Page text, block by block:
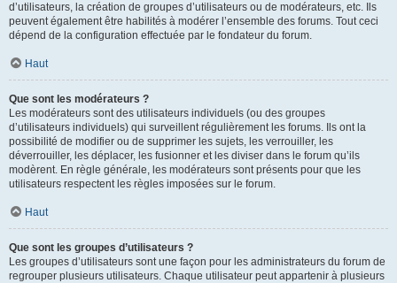
d’utilisateurs, la création de groupes d’utilisateurs ou de modérateurs, etc. Ils
peuvent également être habilités à modérer l’ensemble des forums. Tout ceci
dépend de la configuration effectuée par le fondateur du forum.
Haut
Que sont les modérateurs ?
Les modérateurs sont des utilisateurs individuels (ou des groupes
d’utilisateurs individuels) qui surveillent régulièrement les forums. Ils ont la
possibilité de modifier ou de supprimer les sujets, les verrouiller, les
déverrouiller, les déplacer, les fusionner et les diviser dans le forum qu’ils
modèrent. En règle générale, les modérateurs sont présents pour que les
utilisateurs respectent les règles imposées sur le forum.
Haut
Que sont les groupes d’utilisateurs ?
Les groupes d’utilisateurs sont une façon pour les administrateurs du forum de
regrouper plusieurs utilisateurs. Chaque utilisateur peut appartenir à plusieurs